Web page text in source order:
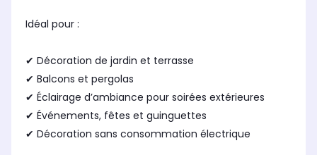
Idéal pour :
✔ Décoration de jardin et terrasse
✔ Balcons et pergolas
✔ Éclairage d’ambiance pour soirées extérieures
✔ Événements, fêtes et guinguettes
✔ Décoration sans consommation électrique